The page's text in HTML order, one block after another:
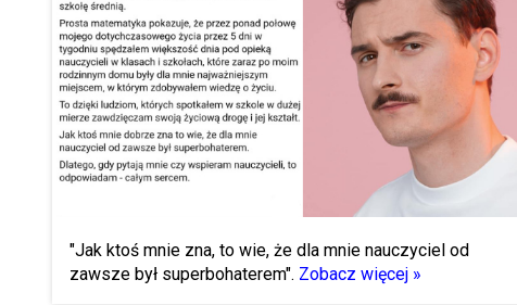
"Jak ktoś mnie zna, to wie, że dla mnie nauczyciel od
zawsze był superbohaterem". Zobacz więcej »